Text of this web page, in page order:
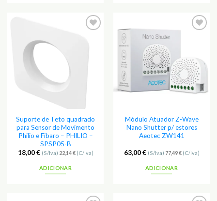
Suporte de Teto quadrado
para Sensor de Movimento
Philio e Fibaro – PHILIO –
SPSP05-B
18,00€ (S/Iva) 22,14€(C/Iva)
ADICIONAR
Módulo Atuador Z-Wave
Nano Shutter p/ estores
Aeotec ZW141
63,00€ (S/Iva) 77,49€(C/Iva)
ADICIONAR